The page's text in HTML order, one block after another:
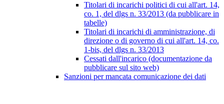
Titolari di incarichi politici di cui all'art. 14,
co. 1, del dlgs n. 33/2013 (da pubblicare in
tabelle)
Titolari di incarichi di amministrazione, di
direzione o di governo di cui all'art. 14, co.
1-bis, del dlgs n. 33/2013
Cessati dall'incarico (documentazione da
pubblicare sul sito web)
Sanzioni per mancata comunicazione dei dati